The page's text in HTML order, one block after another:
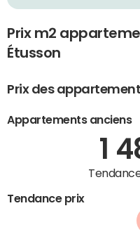
Prix m2
Étusson
Prix des
Appartements anciens
1
Tendance prix